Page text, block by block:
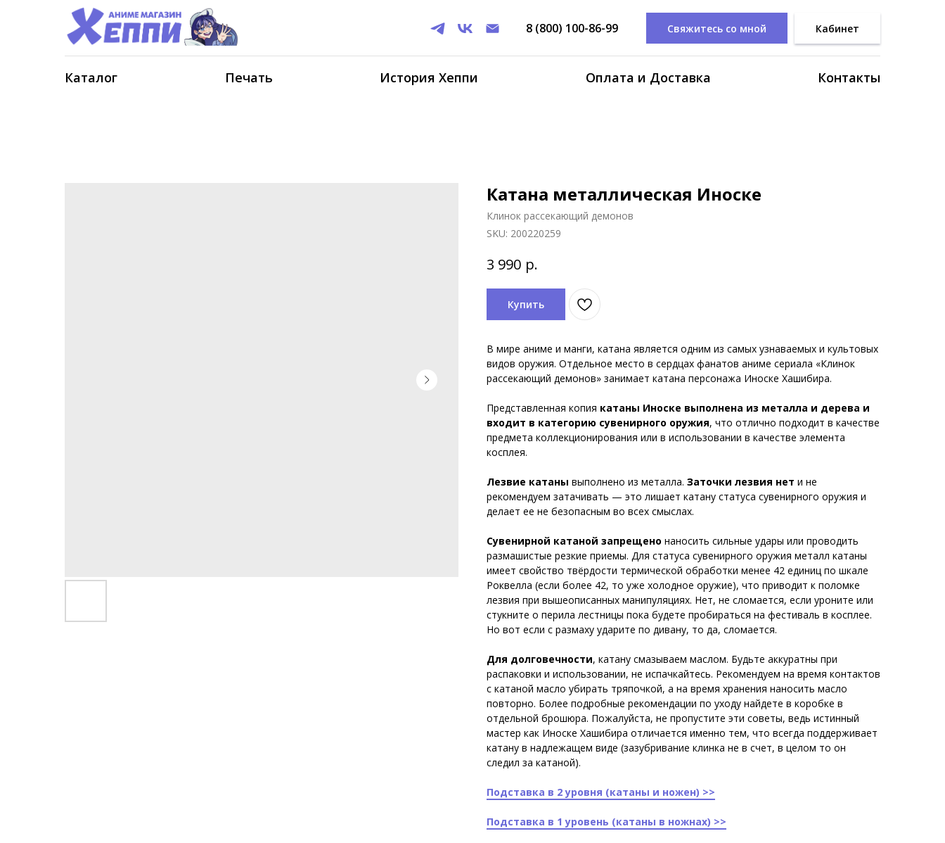
8 (800) 100-86-99 Свяжитесь со мной Кабинет
Каталог Печать История Хеппи Оплата и Доставка Контакты
Катана металлическая Иноске
Клинок рассекающий демонов
SKU: 200220259
3 990 р.
Купить
В мире аниме и манги, катана является одним из самых узнаваемых и культовых
видов оружия. Отдельное место в сердцах фанатов аниме сериала «Клинок
рассекающий демонов» занимает катана персонажа Иноске Хашибира.
Представленная копия катаны Иноске выполнена из металла и дерева и
входит в категорию сувенирного оружия, что отлично подходит в качестве
предмета коллекционирования или в использовании в качестве элемента
косплея.
Лезвие катаны выполнено из металла. Заточки лезвия нет и не
рекомендуем затачивать — это лишает катану статуса сувенирного оружия и
делает ее не безопасным во всех смыслах.
Сувенирной катаной запрещено наносить сильные удары или проводить
размашистые резкие приемы. Для статуса сувенирного оружия металл катаны
имеет свойство твёрдости термической обработки менее 42 единиц по шкале
Роквелла (если более 42, то уже холодное оружие), что приводит к поломке
лезвия при вышеописанных манипуляциях. Нет, не сломается, если уроните или
стукните о перила лестницы пока будете пробираться на фестиваль в косплее.
Но вот если с размаху ударите по дивану, то да, сломается.
Для долговечности, катану смазываем маслом. Будьте аккуратны при
распаковки и использовании, не испачкайтесь. Рекомендуем на время контактов
с катаной масло убирать тряпочкой, а на время хранения наносить масло
повторно. Более подробные рекомендации по уходу найдете в коробке в
отдельной брошюра. Пожалуйста, не пропустите эти советы, ведь истинный
мастер как Иноске Хашибира отличается именно тем, что всегда поддерживает
катану в надлежащем виде (зазубривание клинка не в счет, в целом то он
следил за катаной).
Подставка в 2 уровня (катаны и ножен) >>
Подставка в 1 уровень (катаны в ножнах) >>